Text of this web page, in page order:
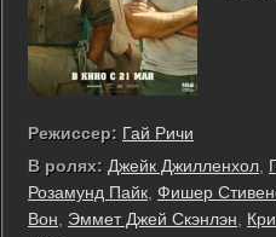
Режиссер: Гай Ричи
В ролях: Джейк Джилленхол
Розамунд Пайк Фишер
Вон
Эммет Джей Скэнлэн